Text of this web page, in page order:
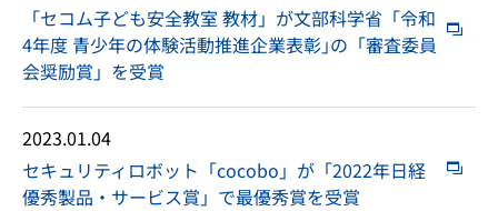
「セコム子ども安全教室 教材」が文部科学省「令和
4年度 青少年の体験活動推進企業表彰｣の「審査委員
会奨励賞」を受賞
2023.01.04
セキュリティロボット「cocobo」が「2022年日経
優秀製品・サービス賞」で最優秀賞を受賞